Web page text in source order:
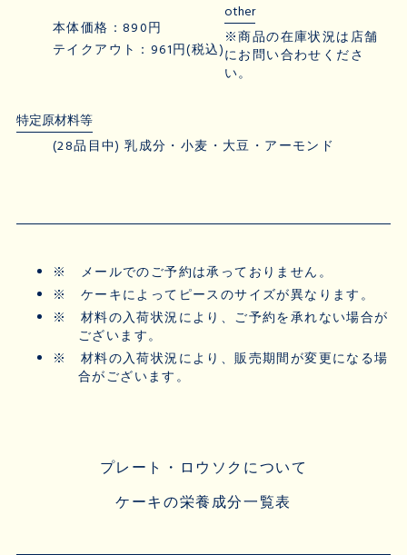
本体価格：890円
テイクアウト：961円(税込)
other
※商品の在庫状況は店舗
にお問い合わせくださ
い。
特定原材料等
(28品目中) 乳成分・小麦・大豆・アーモンド
※ メールでのご予約は承っておりません。
※ ケーキによってピースのサイズが異なります。
※ 材料の入荷状況により、ご予約を承れない場合が
ございます。
※ 材料の入荷状況により、販売期間が変更になる場
合がございます。
プレート・ロウソクについて
ケーキの栄養成分一覧表